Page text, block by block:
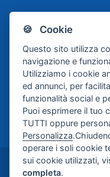
🍪 Cookie
Questo sito utilizza
navigazione e
Utilizziamo i cookie
ed annunci, per
funzionalità social e
Puoi esprimere il tuo
TUTTI oppure
Personalizza
operare i soli cookie
sui cookie utilizzati,
completa.
Scafati Basket
©2024-2026 Casa